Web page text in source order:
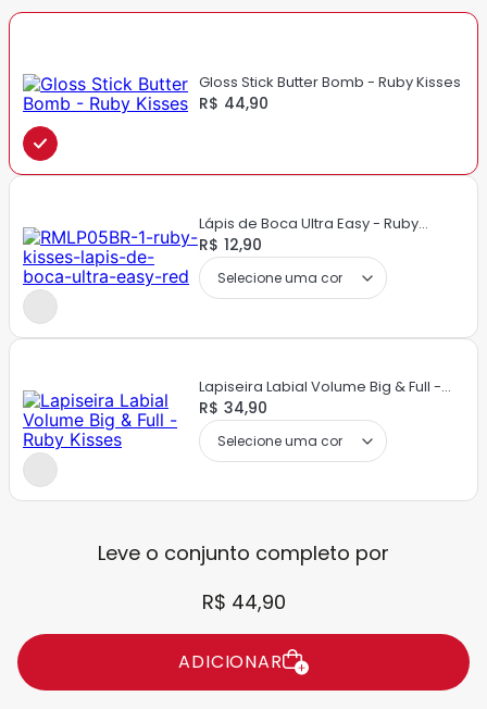
Gloss Stick Butter Bomb - Ruby Kisses
R$ 44,90
Lápis de Boca Ultra Easy - Ruby
Kisses
R$ 12,90
Lapiseira Labial Volume Big & Full -
Ruby Kisses
R$ 34,90
Leve o conjunto completo por
R$ 44,90
ADICIONAR